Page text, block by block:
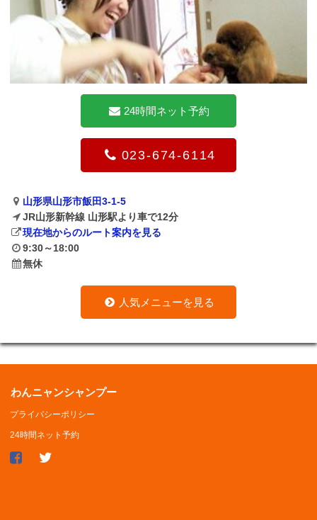
24時間ネット予約
023-674-6114
山形県山形市飯田3-1-5
JR山形新幹線 山形駅より車で12分
現在地からのルート案内を見る
9:30～18:00
無休
人気メニューを見る
わんニャンシャンプー
プライバシーポリシー
24時間ネット予約